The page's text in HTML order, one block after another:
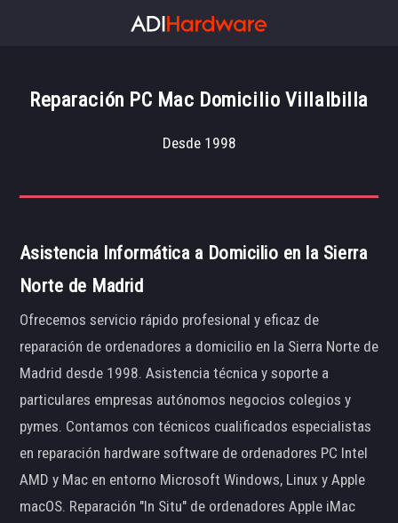
Reparación PC Mac Domicilio Villalbilla
Desde 1998
Asistencia Informática a Domicilio en la Sierra
Norte de Madrid
Ofrecemos servicio rápido profesional y eficaz de
reparación de ordenadores a domicilio en la Sierra Norte de
Madrid desde 1998. Asistencia técnica y soporte a
particulares empresas autónomos negocios colegios y
pymes. Contamos con técnicos cualificados especialistas
en reparación hardware software de ordenadores PC Intel
AMD y Mac en entorno Microsoft Windows, Linux y Apple
macOS. Reparación "In Situ" de ordenadores Apple iMac